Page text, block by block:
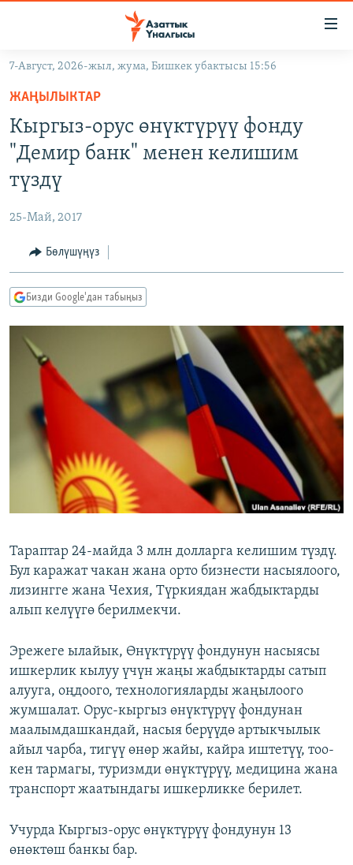
Навигацияга
өтүңүз
Издөөгө
салыңызКЫРГЫЗСТАН
МАДАНИЯТ
ДҮЙНӨ
УКРАИНА
ТВ ПРОГРАММАЛАР
БҮГҮН АЗАТТЫКТА
ДАНИСТЕ
ЭЖЕ-СИҢДИЛЕР
АЗАТТЫК+
ЫҢГАЙСЫЗ СУРООЛОР
ПОДКАСТ
Русский
ОНЛАЙН ШЕРИНЕ
ЭЕ/АРнун бардык сайттары
7-Август, 2026-жыл, жума, Бишкек убактысы 15:56
ЖАҢЫЛЫКТАР
Кыргыз-орус өнүктүрүү фонду
"Демир банк" менен келишим
түздү
25-Май, 2017
Бөлүшүңүз
Бизди Google'дан табыңыз
Тараптар 24-майда 3 млн долларга келишим түздү.
Бул каражат чакан жана орто бизнести насыялоого,
лизингге жана Чехия, Түркиядан жабдыктарды
алып келүүгө берилмекчи.
Эрежеге ылайык, Өнүктүрүү фондунун насыясы
ишкерлик кылуу үчүн жаңы жабдыктарды сатып
алууга, оңдоого, технологияларды жаңылоого
жумшалат. Орус-кыргыз өнүктүрүү фондунан
маалымдашкандай, насыя берүүдө артыкчылык
айыл чарба, тигүү өнөр жайы, кайра иштетүү, тоо-
кен тармагы, туризмди өнүктүрүү, медицина жана
транспорт жаатындагы ишкерликке берилет.
Учурда Кыргыз-орус өнүктүрүү фондунун 13
өнөктөш банкы бар.